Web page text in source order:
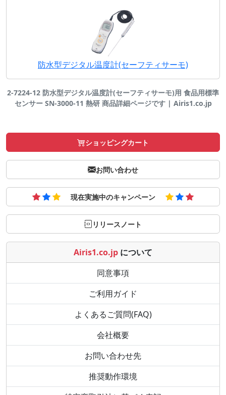
防水型デジタル温度計(セーフティサーモ)
2-7224-12 防水型デジタル温度計(セーフティサーモ)用 食品用標準
センサー SN-3000-11 熱研 商品詳細ページです | Airis1.co.jp
ショッピングカート
お問い合わせ
現在実施中のキャンペーン
リリースノート
Airis1.co.jp について
同意事項
ご利用ガイド
よくあるご質問(FAQ)
会社概要
お問い合わせ先
推奨動作環境